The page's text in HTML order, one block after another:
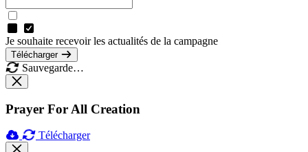
Je souhaite recevoir les actualités de la campagne
Télécharger
Sauvegarde…
Prayer For All Creation
Télécharger